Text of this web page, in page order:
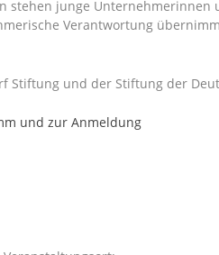
stehen junge
Verantwortung
Stiftung und der Stiftung der
und zur Anmeldung